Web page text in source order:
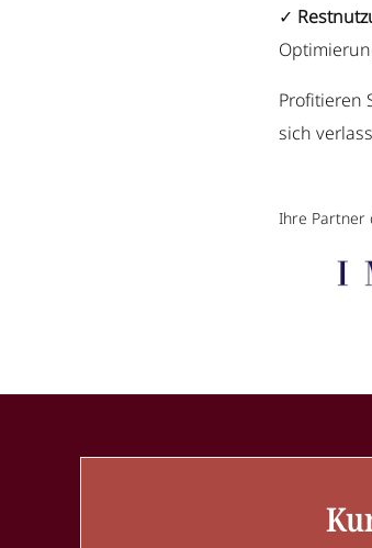
✓
Profitieren
sich
Ihre Partner